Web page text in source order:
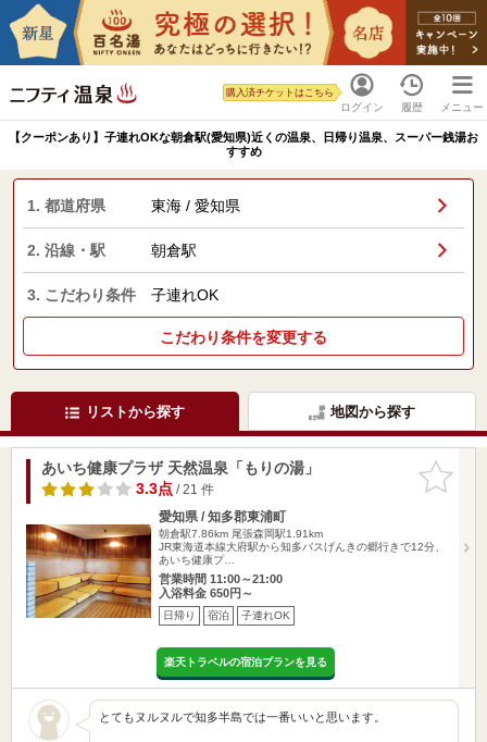
ログイン
購入済チケットはこちら
履歴 メニュー
【クーポンあり】子連れOKな朝倉駅(愛知県)近くの温泉、日帰り温泉、スーパー銭湯お
すすめ
1. 都道府県 東海 / 愛知県
2. 沿線・駅 朝倉駅
3. こだわり条件 子連れOK
こだわり条件を変更する
リストから探す 地図から探す
お気に入
りに追加
あいち健康プラザ 天然温泉「もりの湯」
3.3点/ 21 件
愛知県 / 知多郡東浦町
朝倉駅7.86km 尾張森岡駅1.91km
JR東海道本線大府駅から知多バスげんきの郷行きで12分、
あいち健康プ…
営業時間 11:00～21:00
入浴料金 650円～
日帰り 宿泊 子連れOK
楽天トラベルの宿泊プランを見る
とてもヌルヌルで知多半島では一番いいと思います。